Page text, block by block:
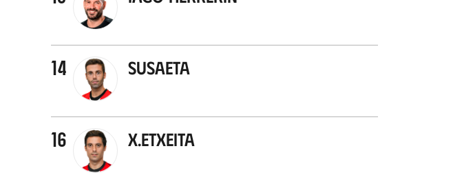
14 Susaeta
16 X.Etxeita